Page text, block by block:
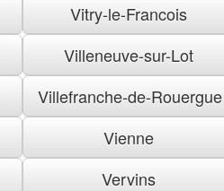
Vitry-le-Francois
Villeneuve-sur-Lot
Villefranche-de-Rouergue
Vienne
Vervins